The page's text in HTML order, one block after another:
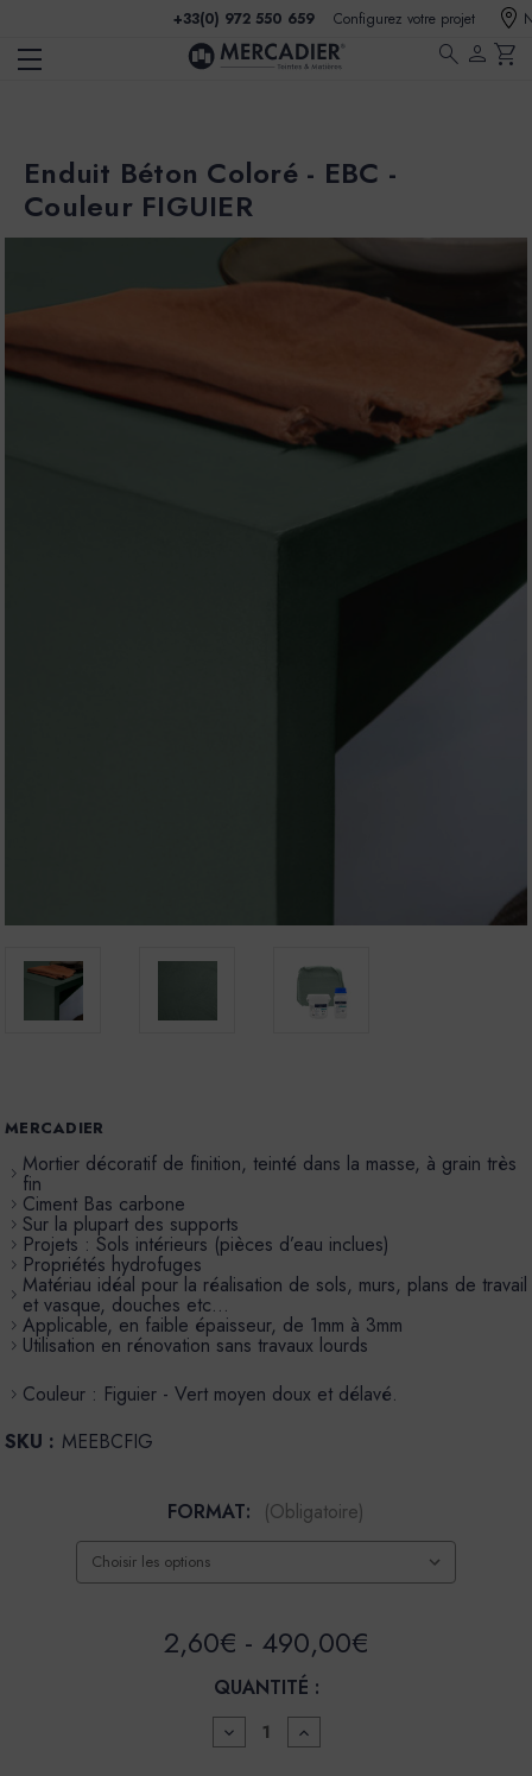
+33(0) 972 550 659 Configurez votre projet
search person shopping_cart
Enduit Béton Coloré - EBC -
Couleur FIGUIER
MERCADIER
Mortier décoratif de finition, teinté dans la masse, à grain très
fin
Ciment Bas carbone
Sur la plupart des supports
Projets : Sols intérieurs (pièces d’eau inclues)
Propriétés hydrofuges
Matériau idéal pour la réalisation de sols, murs, plans de travail
et vasque, douches etc…
Applicable, en faible épaisseur, de 1mm à 3mm
Utilisation en rénovation sans travaux lourds
Couleur : Figuier - Vert moyen doux et délavé.
SKU : MEEBCFIG
FORMAT: (Obligatoire)
2,60€ - 490,00€
QUANTITÉ :
DIMINUER
LA
AUGMENTER
LA